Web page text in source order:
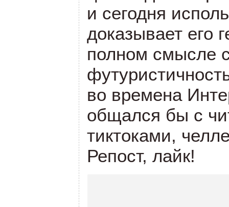
и сегодня
доказывает его
полном смысле
во времена
общался бы с
тиктоками,
Репост, лайк!